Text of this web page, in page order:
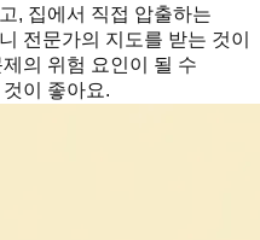
, 집에서 직접 압출하는
전문가의 지도를 받는 것이
의 위험 요인이 될 수
이 좋아요.